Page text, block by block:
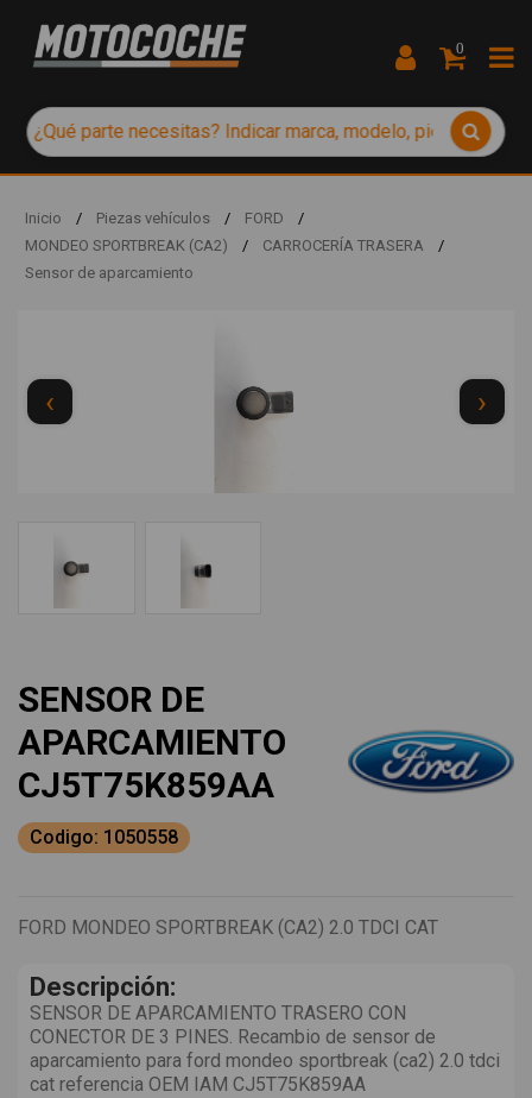
0
Inicio / Piezas vehículos / FORD
/
MONDEO SPORTBREAK (CA2)
/ CARROCERÍA TRASERA
/
Sensor de aparcamiento
‹ ›
SENSOR DE
APARCAMIENTO
CJ5T75K859AA
Codigo: 1050558
FORD MONDEO SPORTBREAK (CA2) 2.0 TDCI CAT
Descripción:
SENSOR DE APARCAMIENTO TRASERO CON
CONECTOR DE 3 PINES. Recambio de sensor de
aparcamiento para ford mondeo sportbreak (ca2) 2.0 tdci
cat referencia OEM IAM CJ5T75K859AA